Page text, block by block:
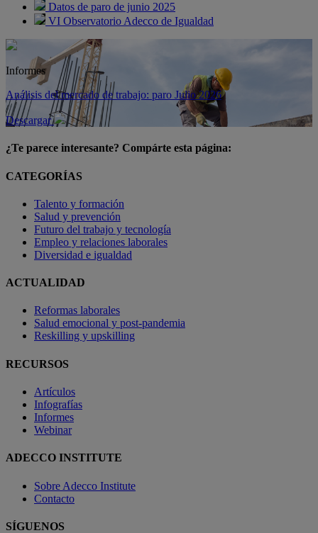
Datos de paro de junio 2025
VI Observatorio Adecco de Igualdad
Informes
Análisis del mercado de trabajo: paro Julio 2026
Descargar
¿Te parece interesante? Compárte esta página:
CATEGORÍAS
Talento y formación
Salud y prevención
Futuro del trabajo y tecnología
Empleo y relaciones laborales
Diversidad e igualdad
ACTUALIDAD
Reformas laborales
Salud emocional y post-pandemia
Reskilling y upskilling
RECURSOS
Artículos
Infografías
Informes
Webinar
ADECCO INSTITUTE
Sobre Adecco Institute
Contacto
SÍGUENOS